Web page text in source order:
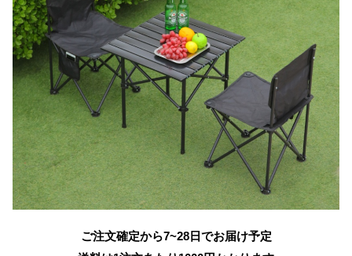
ご注文確定から7~28日でお届け予定